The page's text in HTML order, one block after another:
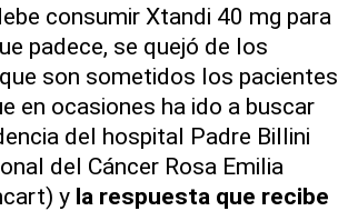
consumir Xtandi 40 mg para
padece, se quejó de los
son sometidos los pacientes
en ocasiones ha ido a buscar
del hospital Padre Billini
del Cáncer Rosa Emilia
y la respuesta que recibe